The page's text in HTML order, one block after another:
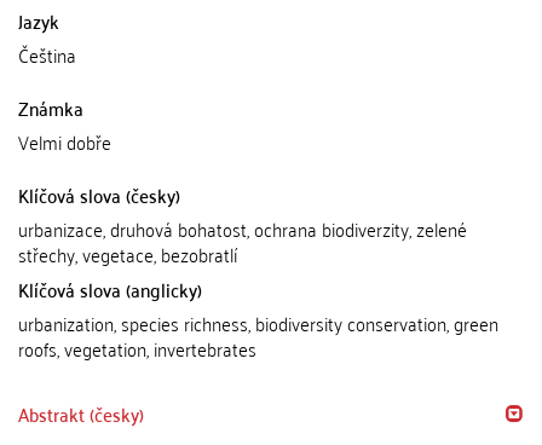
Jazyk
Čeština
Známka
Velmi dobře
Klíčová slova (česky)
urbanizace, druhová bohatost, ochrana biodiverzity, zelené
střechy, vegetace, bezobratlí
Klíčová slova (anglicky)
urbanization, species richness, biodiversity conservation, green
roofs, vegetation, invertebrates
Abstrakt (česky)